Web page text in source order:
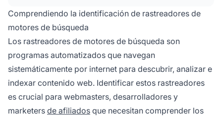
frecuencia y examinando características de
comportamiento como la capacidad de
ejecutar JavaScript.
Comprendiendo la identificación de rastreadores de
motores de búsqueda
Los rastreadores de motores de búsqueda son
programas automatizados que navegan
sistemáticamente por internet para descubrir, analizar e
indexar contenido web. Identificar estos rastreadores
es crucial para webmasters, desarrolladores y
marketers de afiliados que necesitan comprender los